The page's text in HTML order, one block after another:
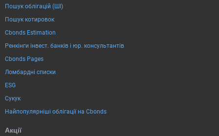
Пошук облігацій (ШІ)
Пошук котировок
Cbonds Estimation
Ренкінги інвест. банків і юр. консультантів
Cbonds Pages
Ломбардні списки
ESG
Сукук
Найпопулярніші облігації на Cbonds
Акції